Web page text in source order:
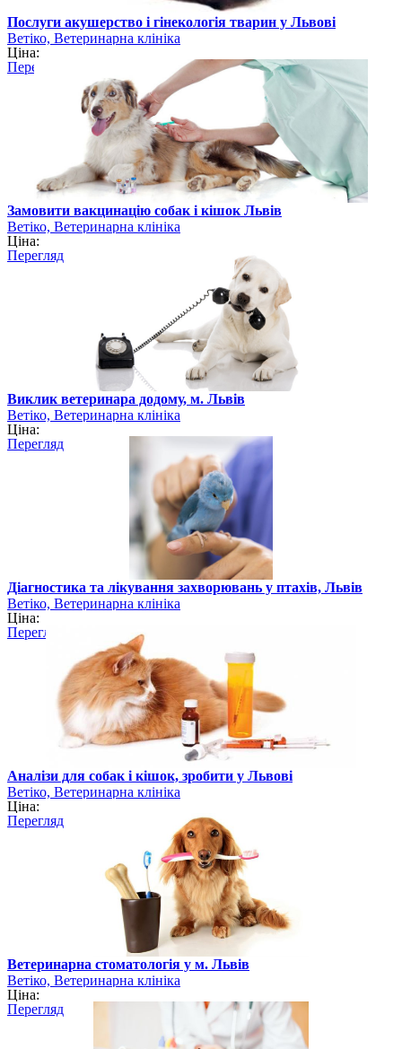
Послуги акушерство і гінекологія тварин у Львові
Ветіко, Ветеринарна клініка
Ціна:
Перегляд
Замовити вакцинацію собак і кішок Львів
Ветіко, Ветеринарна клініка
Ціна:
Перегляд
Виклик ветеринара додому, м. Львів
Ветіко, Ветеринарна клініка
Ціна:
Перегляд
Діагностика та лікування захворювань у птахів, Львів
Ветіко, Ветеринарна клініка
Ціна:
Перегляд
Аналізи для собак і кішок, зробити у Львові
Ветіко, Ветеринарна клініка
Ціна:
Перегляд
Ветеринарна стоматологія у м. Львів
Ветіко, Ветеринарна клініка
Ціна:
Перегляд